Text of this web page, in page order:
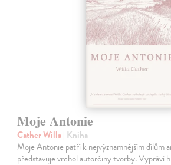
Moje Antonie
Cather Willa| Kniha
Moje Antonie patří k nejvýznamnějším dílům
představuje vrchol autorčiny tvorby. Vypráví